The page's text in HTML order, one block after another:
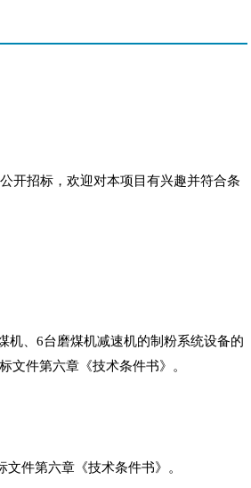
开招标，欢迎对本项目有兴趣并符合条
机、6台磨煤机减速机的制粉系统设备的
文件第六章《技术条件书》。
件第六章《技术条件书》。